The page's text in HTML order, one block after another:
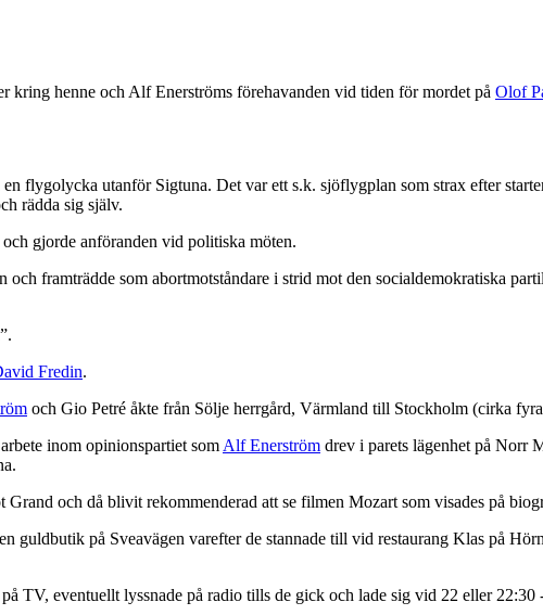
kring henne och Alf Enerströms förehavanden vid tiden för mordet på Olof
en flygolycka utanför Sigtuna. Det var ett s.k. sjöflygplan som strax efter
rädda sig själv.
gjorde anföranden vid politiska möten.
och framträdde som abortmotståndare i strid mot den socialdemokratiska
Fredin.
och Gio Petré åkte från Sölje herrgård, Värmland till Stockholm (cirka
inom opinionspartiet som Alf Enerström drev i parets lägenhet på Norr
Grand och då blivit rekommenderad att se filmen Mozart som visades på
guldbutik på Sveavägen varefter de stannade till vid restaurang Klas på
TV, eventuellt lyssnade på radio tills de gick och lade sig vid 22 eller 22:30